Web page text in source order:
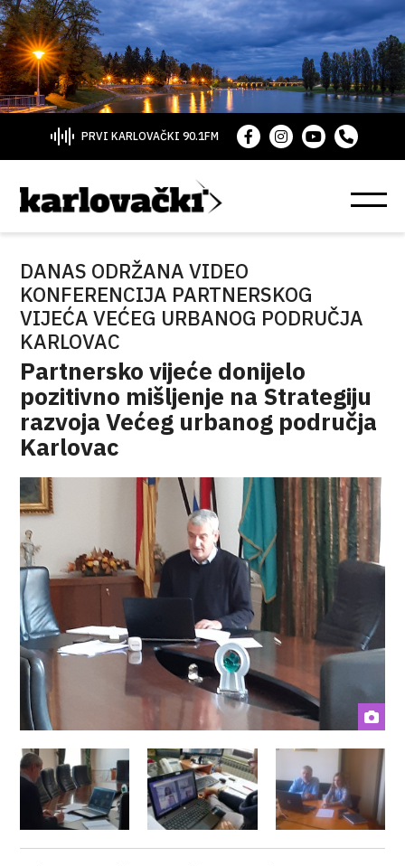
PRVI KARLOVAČKI 90.1FM
DANAS ODRŽANA VIDEO
KONFERENCIJA PARTNERSKOG
VIJEĆA VEĆEG URBANOG PODRUČJA
KARLOVAC
Partnersko vijeće donijelo
pozitivno mišljenje na Strategiju
razvoja Većeg urbanog područja
Karlovac